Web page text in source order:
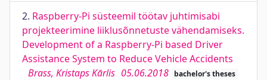
2. Raspberry-Pi süsteemil töötav juhtimisabi
projekteerimine liiklusõnnetuste vähendamiseks.
Development of a Raspberry-Pi based Driver
Assistance System to Reduce Vehicle Accidents
Brass, Kristaps Kārlis 05.06.2018 bachelor's theses